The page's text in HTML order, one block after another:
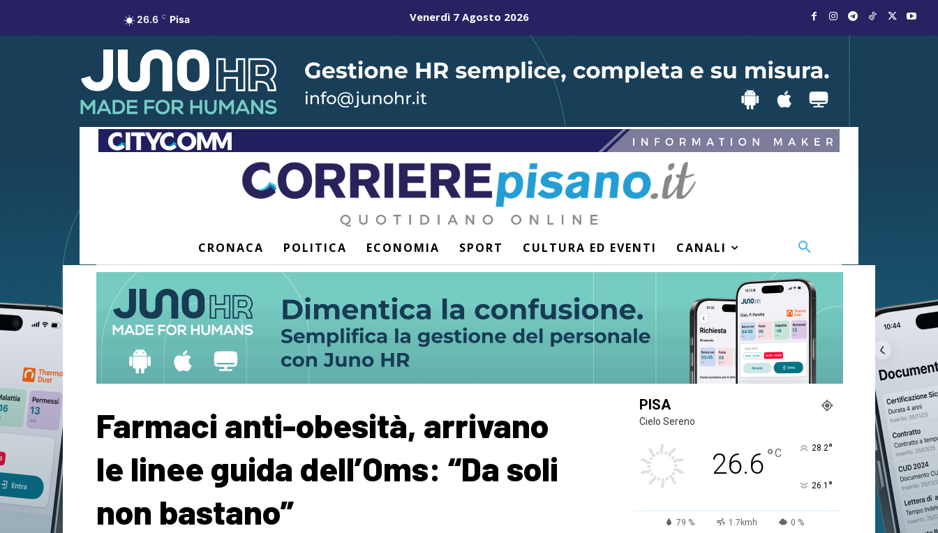
26.6 C Pisa Venerdì 7 Agosto 2026
CRONACA POLITICA ECONOMIA SPORT CULTURA ED EVENTI CANALI
Farmaci anti-obesità, arrivano
le linee guida dell’Oms: “Da soli
non bastano”
PISA
Cielo Sereno
26.6°C 28.2°
26.1 °
79 % 1.7kmh 0 %